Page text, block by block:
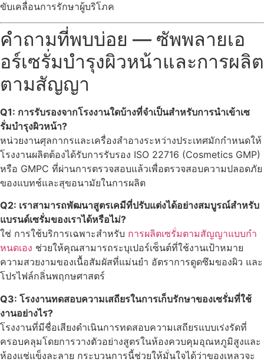
ขับเคลื่อนการรักษาผู้บริโภค
คําถามที่พบบ่อย — ซัพพลายเอ
อร์เซรั่มบํารุงผิวหน้าและการผลิต
ตามสัญญา
Q1: การรับรองจากโรงงานใดบ้างที่จําเป็นสําหรับการนําเข้าเซ
รั่มบํารุงผิวหน้า?
หน่วยงานศุลกากรและเครื่องสําอางระหว่างประเทศมักกําหนดให้
โรงงานผลิตต้องได้รับการรับรอง ISO 22716 (Cosmetics GMP)
หรือ GMPC ที่ผ่านการตรวจสอบแล้วเพื่อตรวจสอบความปลอดภัย
ของแบทช์และสุขอนามัยในการผลิต
Q2: เราสามารถพัฒนาสูตรเคมีที่ปรับแต่งได้อย่างสมบูรณ์สําหรับ
แบรนด์เซรั่มของเราได้หรือไม่?
ใช่ การใช้บริการเฉพาะสําหรับ การผลิตเซรั่มตามสัญญาแบบกํา
หนดเอง ช่วยให้คุณสามารถระบุเปอร์เซ็นต์ที่ใช้งานเป้าหมาย
ความสวยงามของเนื้อสัมผัสที่แม่นยํา อัตราการดูดซึมของผิว และ
โปรไฟล์กลิ่นพฤกษศาสตร์
Q3: โรงงานทดสอบความเสถียรในการเก็บรักษาของเซรั่มที่ใช้
งานอย่างไร?
โรงงานที่มีชื่อเสียงดําเนินการทดสอบความเสถียรแบบเร่งรัดที่
ครอบคลุมโดยการวางตัวอย่างสูตรในห้องควบคุมอุณหภูมิสูงและ
ห้องแช่แข็งละลาย กระบวนการนี้ช่วยให้มั่นใจได้ว่าของเหลวจะ